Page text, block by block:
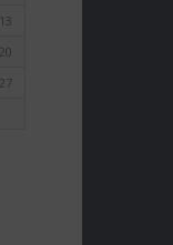
13
20
27